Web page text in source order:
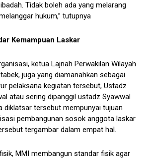
Tidak boleh ada yang melarang
hukum,” tutupnya
Kemampuan Laskar
ketua Lajnah Perwakilan Wilayah
juga yang diamanahkan sebagai
pelaksana kegiatan tersebut, Ustadz
atau sering dipanggil ustadz Syawwal
diklatsar tersebut mempunyai tujuan
pembangunan sosok anggota laskar
tergambar dalam empat hal.
MMI membangun standar fisik agar